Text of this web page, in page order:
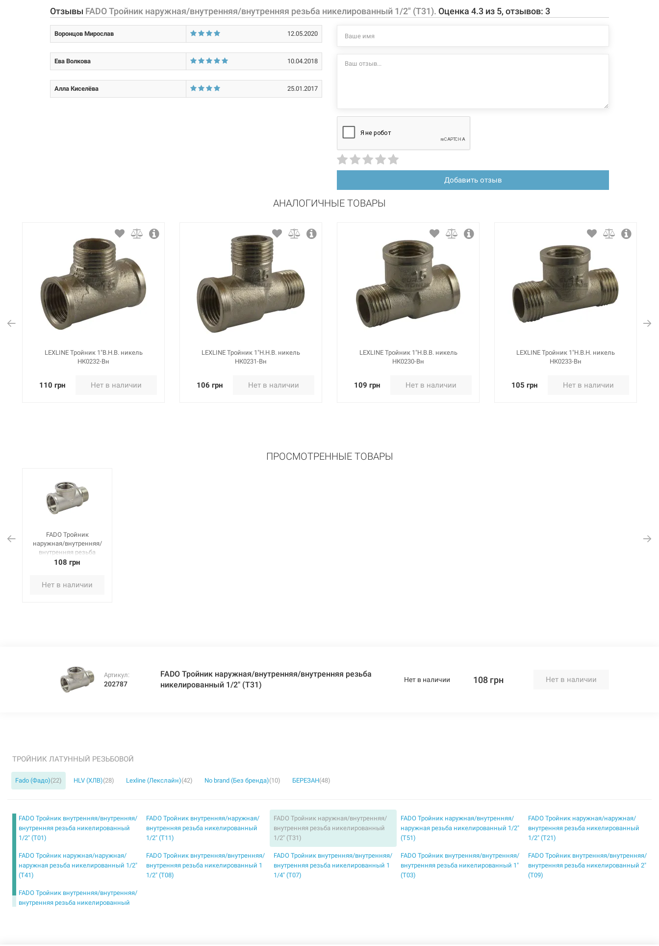
Материал корпуса: латунь CW617N
Размер: 1/2"Н х 1/2"В х 1/2"В
Тип резьбы: наружная/внутренняя/внутренняя
Отзывы FADO Тройник наружная/внутренняя/внутренняя резьба никелированный 1/2" (T31). Оценка 4.3 из 5, отзывов: 3
Воронцов Мирослав 12.05.2020
Ева Волкова 10.04.2018
Алла Киселёва 25.01.2017
Добавить отзыв
АНАЛОГИЧНЫЕ ТОВАРЫ
LEXLINE Тройник 1"В.Н.В. никель
НК0232-Вн
110 грн Нет в наличии
LEXLINE Тройник 1"Н.Н.В. никель
НК0231-Вн
106 грн Нет в наличии
LEXLINE Тройник 1"Н.В.В. никель
НК0230-Вн
109 грн Нет в наличии
LEXLINE Тройник 1"Н.В.Н. никель
НК0233-Вн
105 грн Нет в наличии
ПРОСМОТРЕННЫЕ ТОВАРЫ
FADO Тройник
наружная/внутренняя/
внутренняя резьба
никелированный 1/2"
108 грн
Нет в наличии
Артикул:
202787
FADO Тройник наружная/внутренняя/внутренняя резьба
никелированный 1/2" (T31)
Нет в наличии 108 грн Нет в наличии
ТРОЙНИК ЛАТУННЫЙ РЕЗЬБОВОЙ
Fado (Фадо)(22) HLV (ХЛВ)(28) Lexline (Лекслайн)(42) No brand (Без бренда)(10) БЕРЕЗАН(48)
FADO Тройник внутренняя/внутренняя/
внутренняя резьба никелированный
1/2" (T01)
FADO Тройник внутренняя/наружная/
внутренняя резьба никелированный
1/2" (T11)
FADO Тройник наружная/внутренняя/
внутренняя резьба никелированный
1/2" (T31)
FADO Тройник наружная/внутренняя/
наружная резьба никелированный 1/2"
(T51)
FADO Тройник наружная/наружная/
внутренняя резьба никелированный
1/2" (T21)
FADO Тройник наружная/наружная/
наружная резьба никелированный 1/2"
(T41)
FADO Тройник внутренняя/внутренняя/
внутренняя резьба никелированный 1
1/2" (T08)
FADO Тройник внутренняя/внутренняя/
внутренняя резьба никелированный 1
1/4" (T07)
FADO Тройник внутренняя/внутренняя/
внутренняя резьба никелированный 1"
(T03)
FADO Тройник внутренняя/внутренняя/
внутренняя резьба никелированный 2"
(T09)
FADO Тройник внутренняя/внутренняя/
внутренняя резьба никелированный